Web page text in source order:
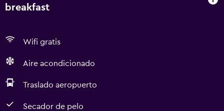
breakfast
Wifi gratis
Aire acondicionado
Traslado aeropuerto
Secador de pelo